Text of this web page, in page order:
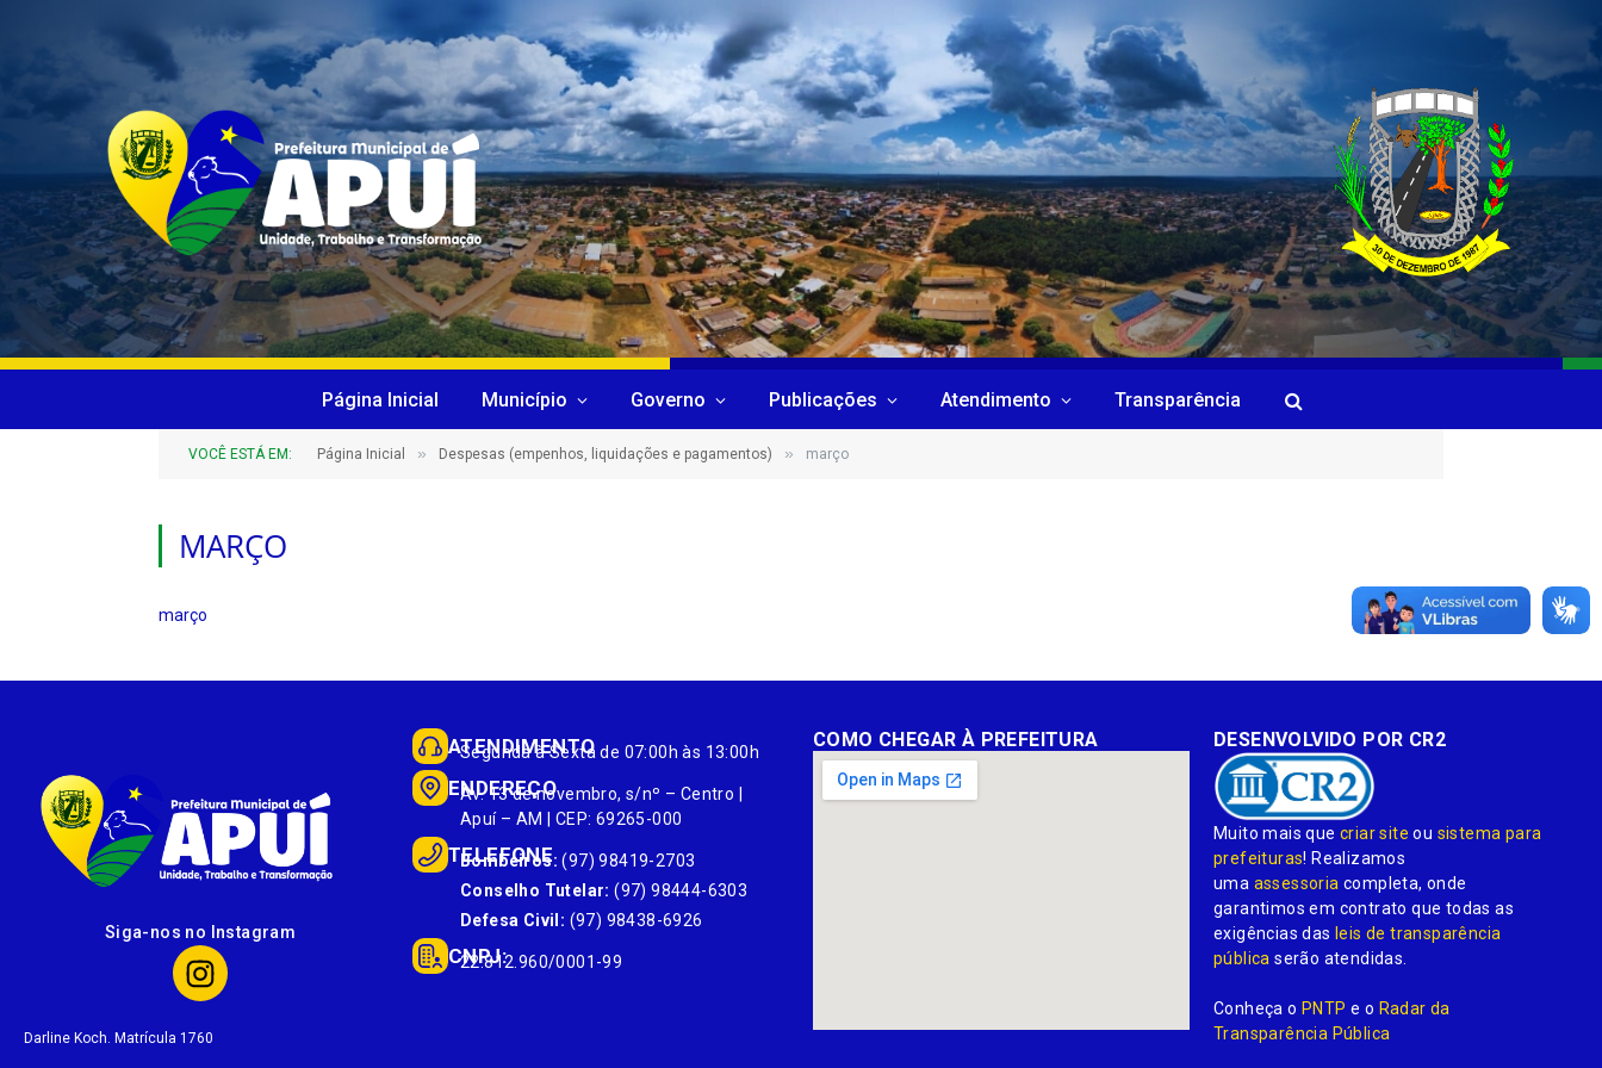
Página Inicial Município Governo Publicações Atendimento Transparência
VOCÊ ESTÁ EM: Página Inicial » Despesas (empenhos, liquidações e pagamentos) » março
MARÇO
março
Siga-nos no Instagram
Darline Koch. Matrícula 1760
ATENDIMENTO
Segunda à Sexta de 07:00h às 13:00h
ENDEREÇO
Av. 13 de novembro, s/nº – Centro |
Apuí – AM | CEP: 69265-000
TELEFONE
Bombeiros: (97) 98419-2703
Conselho Tutelar: (97) 98444-6303
Defesa Civil: (97) 98438-6926
CNPJ:
22.812.960/0001-99
COMO CHEGAR À PREFEITURA DESENVOLVIDO POR CR2
Muito mais quecriar site ou sistema para
prefeituras! Realizamos
uma assessoria completa, onde
garantimos em contrato que todas as
exigências dasleis de transparência
pública serão atendidas.
Conheça oPNTP e o Radar da
Transparência Pública